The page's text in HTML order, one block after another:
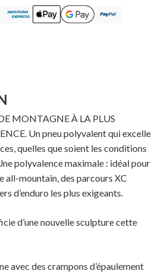
MONTAGNE À LA PLUS
Un pneu polyvalent qui excelle
quelles que soient les conditions
polyvalence maximale : idéal pour
all-mountain, des parcours XC
d’enduro les plus exigeants.
d’une nouvelle sculpture cette
avec des crampons d’épaulement